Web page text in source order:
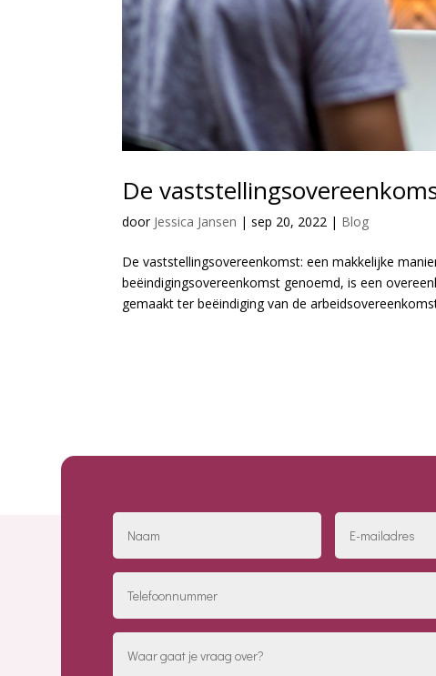
De
door Jessica Jansen |sep 20, 2022 | Blog
De vaststellingsovereenkomst: een makkelijke
beëindigingsovereenkomst genoemd, is een
gemaakt ter beëindiging van de